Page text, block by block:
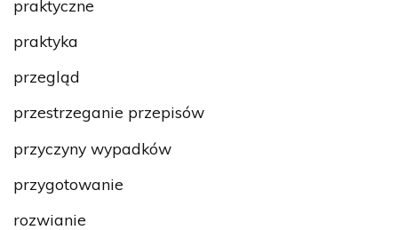
praktyczne
praktyka
przegląd
przestrzeganie przepisów
przyczyny wypadków
przygotowanie
rozwianie